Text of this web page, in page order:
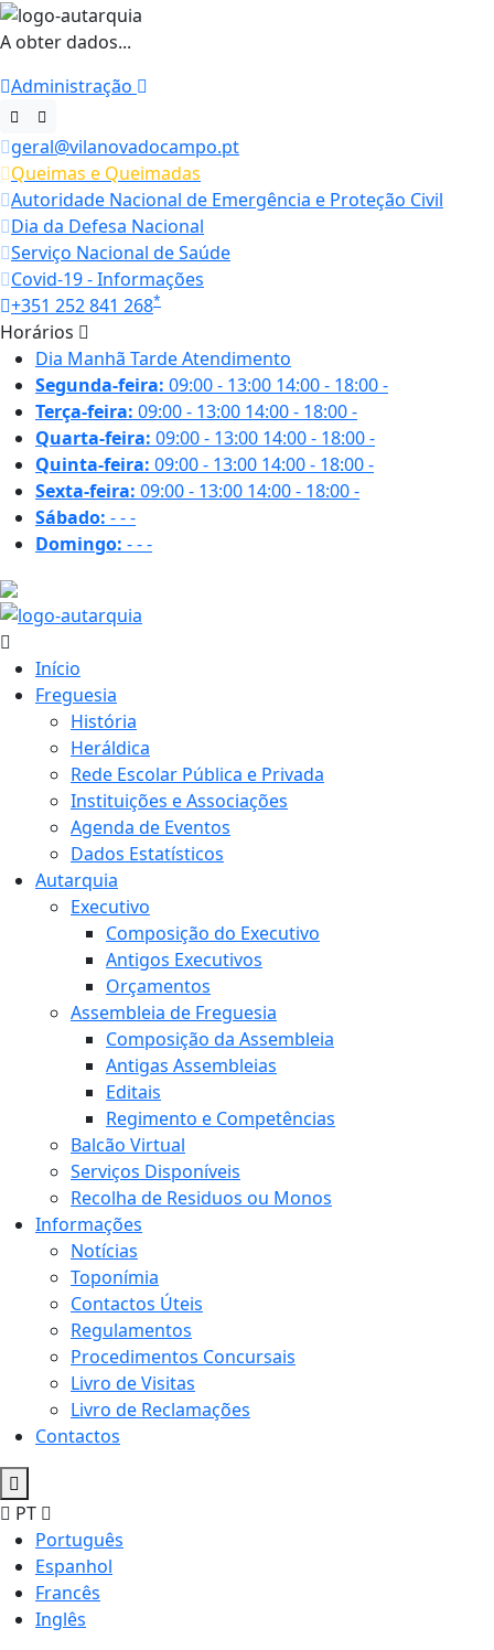
A obter dados...
Administração
geral@vilanovadocampo.pt
Queimas e Queimadas
Autoridade Nacional de Emergência e Proteção Civil
Dia da Defesa Nacional
Serviço Nacional de Saúde
Covid-19 - Informações
+351 252 841 268*
Horários
Dia Manhã TardeAtendimento
Segunda-feira: 09:00 - 13:00 14:00 - 18:00-
Terça-feira: 09:00 - 13:00 14:00 - 18:00-
Quarta-feira: 09:00 - 13:00 14:00 - 18:00-
Quinta-feira: 09:00 - 13:00 14:00 - 18:00-
Sexta-feira: 09:00 - 13:00 14:00 - 18:00-
Sábado: ---
Domingo: ---
Início
Freguesia
História
Heráldica
Rede Escolar Pública e Privada
Instituições e Associações
Agenda de Eventos
Dados Estatísticos
Autarquia
Executivo
Composição do Executivo
Antigos Executivos
Orçamentos
Assembleia de Freguesia
Composição da Assembleia
Antigas Assembleias
Editais
Regimento e Competências
Balcão Virtual
Serviços Disponíveis
Recolha de Residuos ou Monos
Informações
Notícias
Toponímia
Contactos Úteis
Regulamentos
Procedimentos Concursais
Livro de Visitas
Livro de Reclamações
Contactos
PT
Português
Espanhol
Francês
Inglês